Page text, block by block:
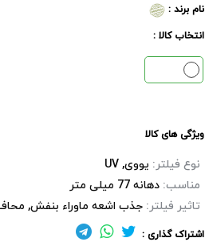
نام برند :
انتخاب کالا :
ویژگی های کالا
نوع فیلتر: یووی, UV
مناسب: دهانه 77 میلی متر
تاثیر فیلتر: جذب اشعه ماوراء بنفش,
اشتراک گذاری :